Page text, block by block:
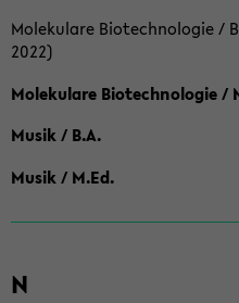
Molekulare Biotechnologie /
2022)
Molekulare Biotechnologie /
Musik / B.A.
Musik / M.Ed.
N